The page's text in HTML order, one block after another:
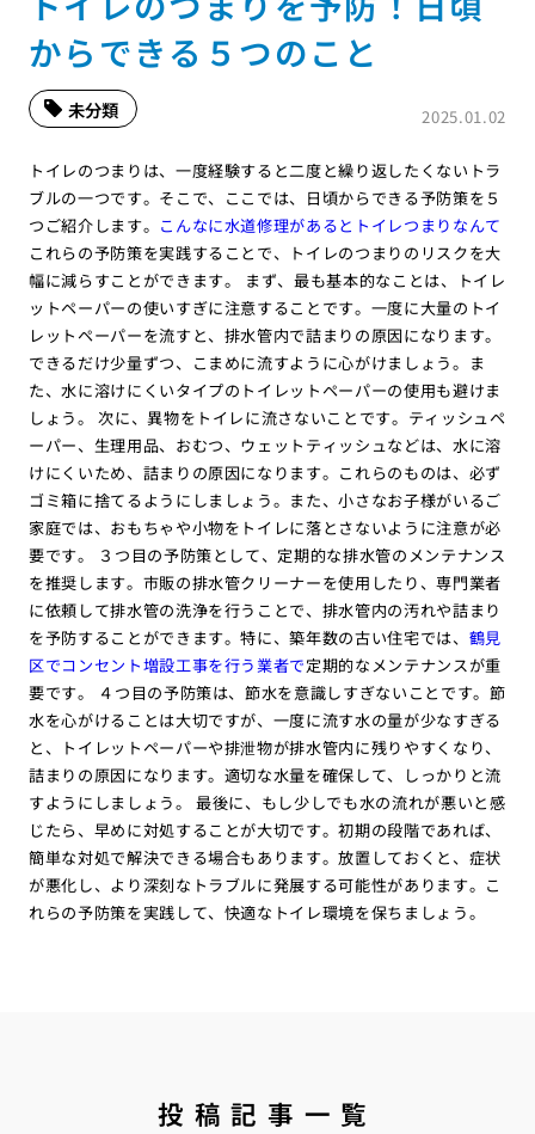
からできる５つのこと
2025.01.02
未分類
トイレのつまりは、一度経験すると二度と繰り返したくないトラ
ブルの一つです。そこで、ここでは、日頃からできる予防策を５
つご紹介します。 こんなに水道修理があるとトイレつまりなんて
これらの予防策を実践することで、トイレのつまりのリスクを大
幅に減らすことができます。 まず、最も基本的なことは、トイレ
ットペーパーの使いすぎに注意することです。一度に大量のトイ
レットペーパーを流すと、排水管内で詰まりの原因になります。
できるだけ少量ずつ、こまめに流すように心がけましょう。ま
た、水に溶けにくいタイプのトイレットペーパーの使用も避けま
しょう。 次に、異物をトイレに流さないことです。ティッシュペ
ーパー、生理用品、おむつ、ウェットティッシュなどは、水に溶
けにくいため、詰まりの原因になります。これらのものは、必ず
ゴミ箱に捨てるようにしましょう。また、小さなお子様がいるご
家庭では、おもちゃや小物をトイレに落とさないように注意が必
要です。 ３つ目の予防策として、定期的な排水管のメンテナンス
を推奨します。市販の排水管クリーナーを使用したり、専門業者
に依頼して排水管の洗浄を行うことで、排水管内の汚れや詰まり
を予防することができます。特に、築年数の古い住宅では、 鶴見
区でコンセント増設工事を行う業者で定期的なメンテナンスが重
要です。 ４つ目の予防策は、節水を意識しすぎないことです。節
水を心がけることは大切ですが、一度に流す水の量が少なすぎる
と、トイレットペーパーや排泄物が排水管内に残りやすくなり、
詰まりの原因になります。適切な水量を確保して、しっかりと流
すようにしましょう。 最後に、もし少しでも水の流れが悪いと感
じたら、早めに対処することが大切です。初期の段階であれば、
簡単な対処で解決できる場合もあります。放置しておくと、症状
が悪化し、より深刻なトラブルに発展する可能性があります。こ
れらの予防策を実践して、快適なトイレ環境を保ちましょう。
投稿記事一覧